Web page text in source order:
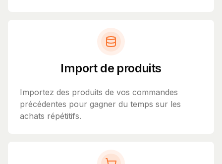
Import de produits
Importez des produits de vos commandes
précédentes pour gagner du temps sur les
achats répétitifs.